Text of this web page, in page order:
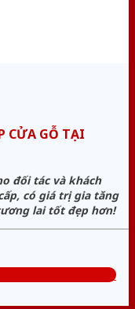
CỬA GỖ TẠI
đối tác và khách
có giá trị gia tăng
lai tốt đẹp hơn!
phí: 0824.400.400